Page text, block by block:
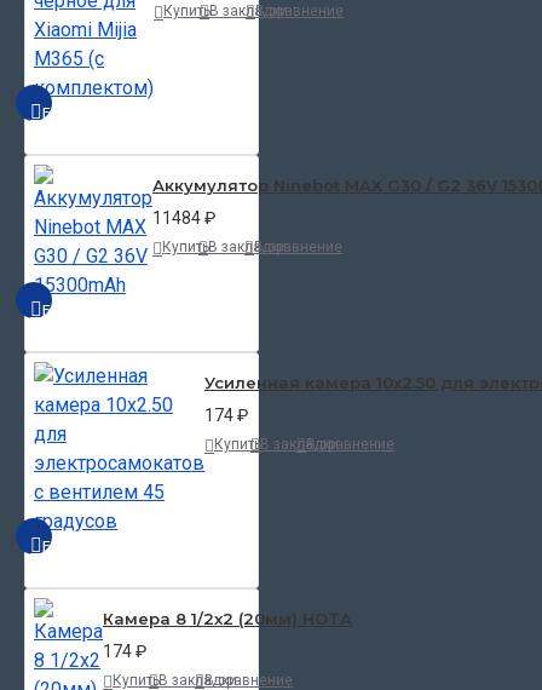
БЫСТРЫЙ ПРОСМОТР
КупитьВ закладкиВ сравнение
БЫСТРЫЙ ПРОСМОТР
Аккумулятор Ninebot MAX G30 / G2 36V
11484 ₽
КупитьВ закладкиВ сравнение
БЫСТРЫЙ ПРОСМОТР
Усиленная камера 10x2.50 для
174 ₽
КупитьВ закладкиВ сравнение
Камера 8 1/2x2 (20мм) HOTA
174 ₽
КупитьВ закладкиВ сравнение